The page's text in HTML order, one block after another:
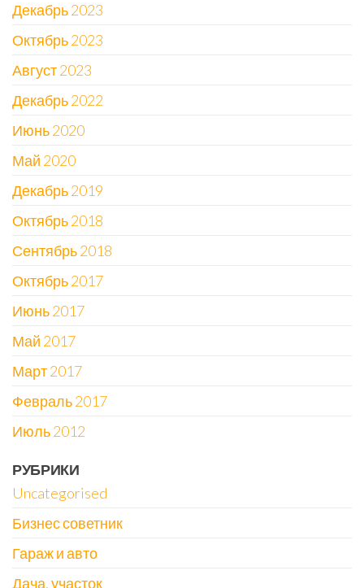
Декабрь 2023
Октябрь 2023
Август 2023
Декабрь 2022
Июнь 2020
Май 2020
Декабрь 2019
Октябрь 2018
Сентябрь 2018
Октябрь 2017
Июнь 2017
Май 2017
Март 2017
Февраль 2017
Июль 2012
РУБРИКИ
Uncategorised
Бизнес советник
Гараж и авто
Дача, участок